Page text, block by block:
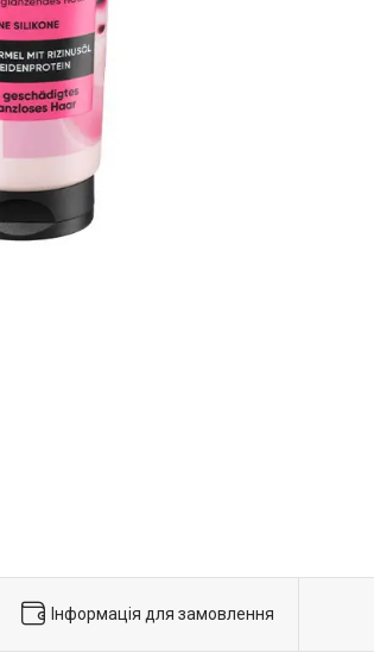
Інформація для замовлення